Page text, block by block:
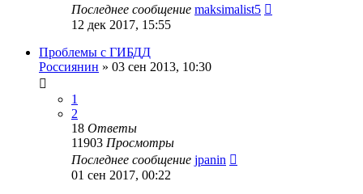
Последнее сообщение maksimalist5
12 дек 2017, 15:55
Проблемы с ГИБДД
Россиянин » 03 сен 2013, 10:30
1
2
18 Ответы
11903 Просмотры
Последнее сообщение jpanin
01 сен 2017, 00:22